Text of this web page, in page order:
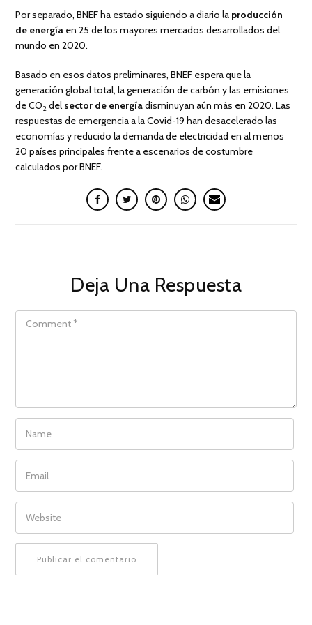
Por separado, BNEF ha estado siguiendo a diario la producción
de energía en 25 de los mayores mercados desarrollados del
mundo en 2020.
Basado en esos datos preliminares, BNEF espera que la
generación global total, la generación de carbón y las emisiones
de CO2 del sector de energíadisminuyan aún más en 2020. Las
respuestas de emergencia a la Covid-19 han desacelerado las
economías y reducido la demanda de electricidad en al menos
20 países principales frente a escenarios de costumbre
calculados por BNEF.
Deja Una Respuesta
COMMENT
NAME
EMAIL
WEBSITE